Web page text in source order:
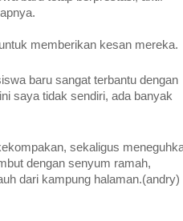
memberikan kesan mereka.
baru sangat terbantu dengan
saya tidak sendiri, ada banyak
sekaligus
dengan senyum ramah,
dari kampung halaman.(andry)